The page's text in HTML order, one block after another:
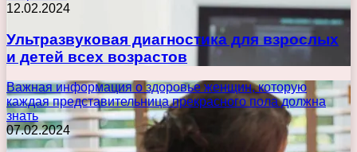
12.02.2024
Ультразвуковая диагностика для взрослых
и детей всех возрастов
Важная информация о здоровье женщин, которую
каждая представительница прекрасного пола должна
знать
07.02.2024